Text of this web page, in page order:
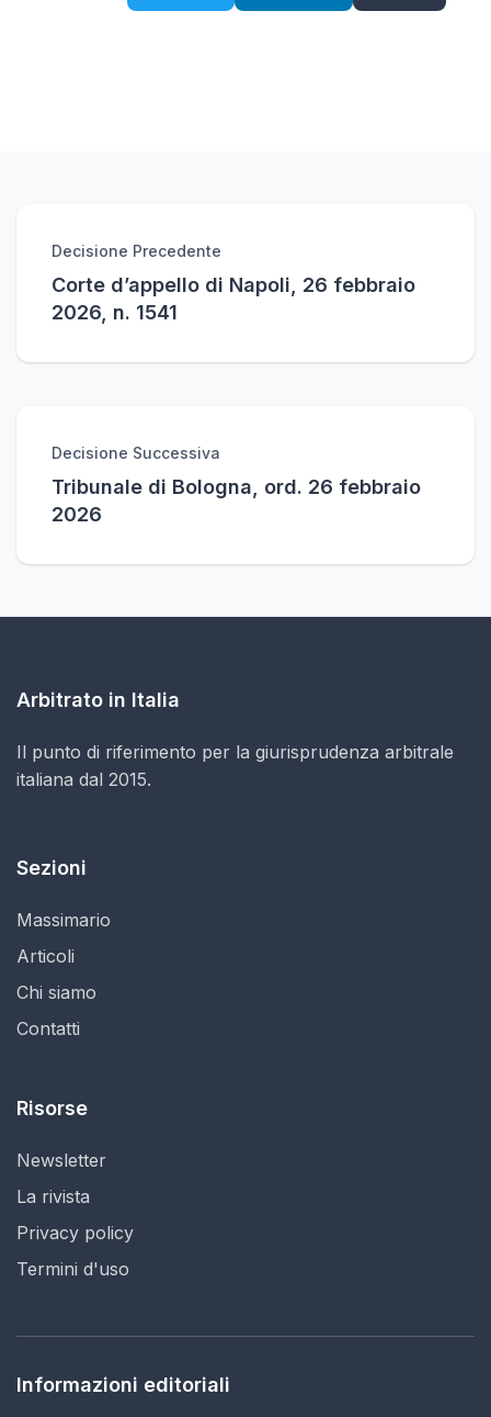
Decisione Precedente
Corte d’appello di Napoli, 26 febbraio
2026, n. 1541
Decisione Successiva
Tribunale di Bologna, ord. 26 febbraio
2026
Arbitrato in Italia
Il punto di riferimento per la giurisprudenza arbitrale
italiana dal 2015.
Sezioni
Massimario
Articoli
Chi siamo
Contatti
Risorse
Newsletter
La rivista
Privacy policy
Termini d'uso
Informazioni editoriali